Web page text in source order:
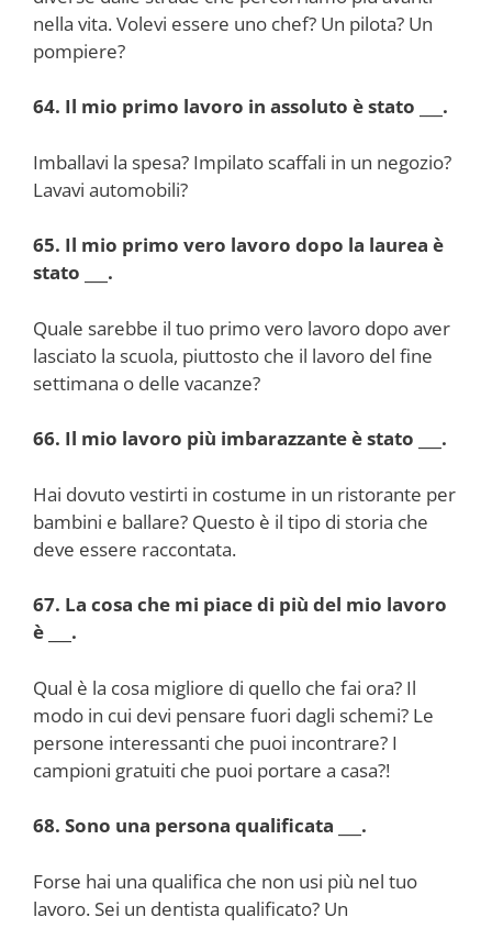
nella vita. Volevi essere uno chef? Un pilota? Un
pompiere?
64. Il mio primo lavoro in assoluto è stato ___.
Imballavi la spesa? Impilato scaffali in un negozio?
Lavavi automobili?
65. Il mio primo vero lavoro dopo la laurea è
stato ___.
Quale sarebbe il tuo primo vero lavoro dopo aver
lasciato la scuola, piuttosto che il lavoro del fine
settimana o delle vacanze?
66. Il mio lavoro più imbarazzante è stato ___.
Hai dovuto vestirti in costume in un ristorante per
bambini e ballare? Questo è il tipo di storia che
deve essere raccontata.
67. La cosa che mi piace di più del mio lavoro
è ___.
Qual è la cosa migliore di quello che fai ora? Il
modo in cui devi pensare fuori dagli schemi? Le
persone interessanti che puoi incontrare? I
campioni gratuiti che puoi portare a casa?!
68. Sono una persona qualificata ___.
Forse hai una qualifica che non usi più nel tuo
lavoro. Sei un dentista qualificato? Un